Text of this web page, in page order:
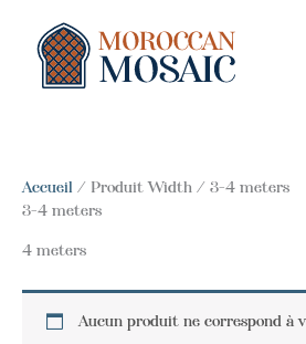
contenu
Accueil / Produit Width / 3-4 meters
3-4 meters
4 meters
Aucun produit ne correspond à